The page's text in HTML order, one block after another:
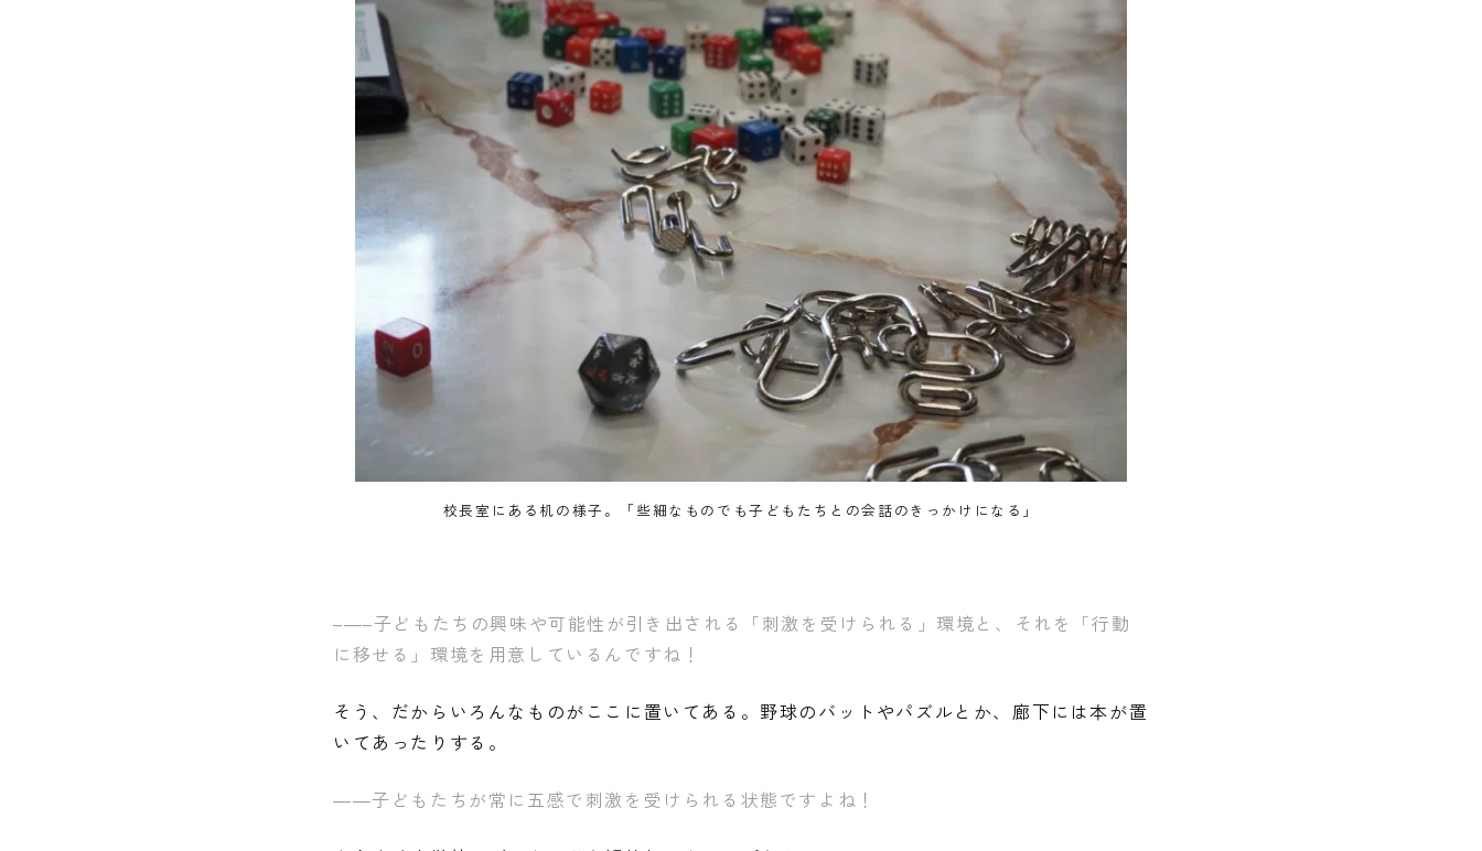
校長室にある机の様子。「些細なものでも子どもたちとの会話のきっかけになる」
–—–子どもたちの興味や可能性が引き出される「刺激を受けられる」環境と、それを「行動
に移せる」環境を用意しているんですね！
そう、だからいろんなものがここに置いてある。野球のバットやパズルとか、廊下には本が置
いてあったりする。
——子どもたちが常に五感で刺激を受けられる状態ですよね！